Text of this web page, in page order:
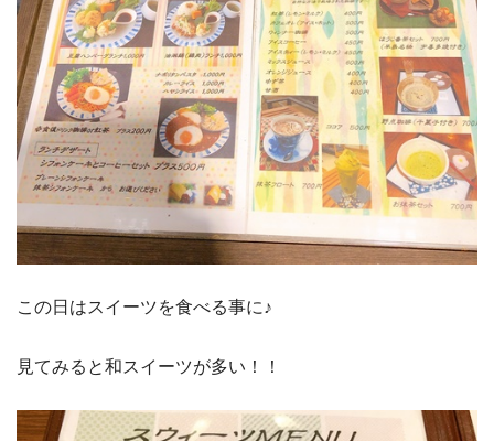
この日はスイーツを食べる事に♪
見てみると和スイーツが多い！！